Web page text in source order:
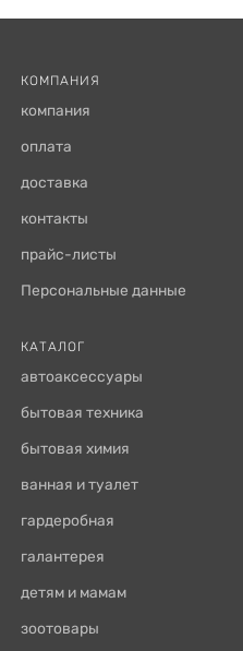
КОМПАНИЯ
компания
оплата
доставка
контакты
прайс-листы
Персональные данные
КАТАЛОГ
автоаксессуары
бытовая техника
бытовая химия
ванная и туалет
гардеробная
галантерея
детям и мамам
зоотовары